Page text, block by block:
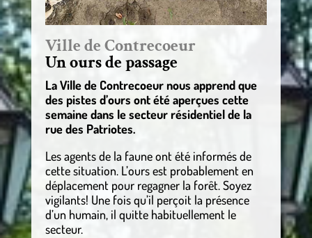
Ville de Contrecoeur
Un ours de passage
La Ville de Contrecoeur nous apprend que
des pistes d’ours ont été aperçues cette
semaine dans le secteur résidentiel de la
rue des Patriotes.
Les agents de la faune ont été informés de
cette situation. L’ours est probablement en
déplacement pour regagner la forêt. Soyez
vigilants! Une fois qu’il perçoit la présence
d’un humain, il quitte habituellement le
secteur.